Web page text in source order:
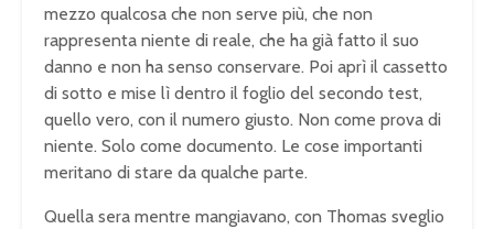
mezzo qualcosa che non serve più, che non
rappresenta niente di reale, che ha già fatto il suo
danno e non ha senso conservare. Poi aprì il cassetto
di sotto e mise lì dentro il foglio del secondo test,
quello vero, con il numero giusto. Non come prova di
niente. Solo come documento. Le cose importanti
meritano di stare da qualche parte.
Quella sera mentre mangiavano, con Thomas sveglio